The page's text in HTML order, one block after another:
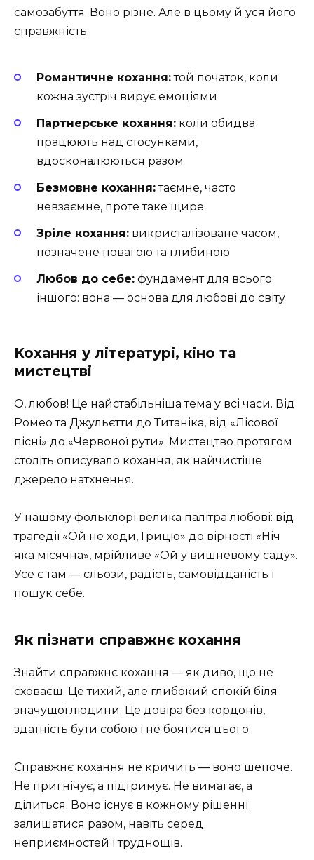
самозабуття. Воно різне. Але в цьому й уся його
справжність.
Романтичне кохання:той початок, коли
кожна зустріч вирує емоціями
Партнерське кохання: коли обидва
працюють над стосунками,
вдосконалюються разом
Безмовне кохання:таємне, часто
невзаємне, проте таке щире
Зріле кохання: викристалізоване часом,
позначене повагою та глибиною
Любов до себе: фундамент для всього
іншого: вона — основа для любові до світу
Кохання у літературі, кіно та
мистецтві
О, любов! Це найстабільніша тема у всі часи. Від
Ромео та Джульєтти до Титаніка, від «Лісової
пісні» до «Червоної рути». Мистецтво протягом
століть описувало кохання, як найчистіше
джерело натхнення.
У нашому фольклорі велика палітра любові: від
трагедії «Ой не ходи, Грицю» до вірності «Ніч
яка місячна», мрійливе «Ой у вишневому саду».
Усе є там — сльози, радість, самовідданість і
пошук себе.
Як пізнати справжнє кохання
Знайти справжнє кохання — як диво, що не
сховаєш. Це тихий, але глибокий спокій біля
значущої людини. Це довіра без кордонів,
здатність бути собою і не боятися цього.
Справжнє кохання не кричить — воно шепоче.
Не пригнічує, а підтримує. Не вимагає, а
ділиться. Воно існує в кожному рішенні
залишатися разом, навіть серед
неприємностей і труднощів.